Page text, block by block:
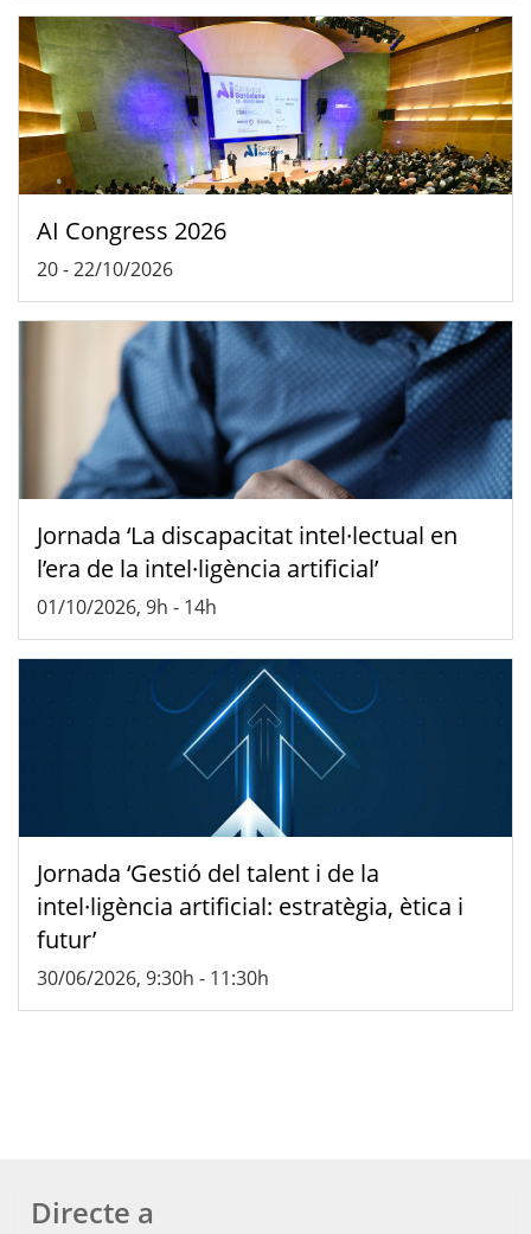
AI Congress 2026
20-22/10/2026
Jornada ‘La discapacitat intel·lectual en
l’era de la intel·ligència artificial’
01/10/2026, 9h - 14h
Jornada ‘Gestió del talent i de la
intel·ligència artificial: estratègia, ètica i
futur’
30/06/2026, 9:30h - 11:30h
Directe a